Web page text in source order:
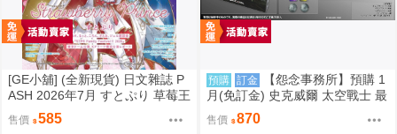
[GE小舖] (全新現貨) 日文雜誌 P
ASH 2026年7月 すとぷり 草莓王
子 魔法帽的工作室
售價 585
預購 訂金
【怨念事務所】預購 1
月(免訂金) 史克威爾 太空戰士 最
終幻想 FF7 重生 桌遊 魔晶石獵
人 再販 0821
售價 870